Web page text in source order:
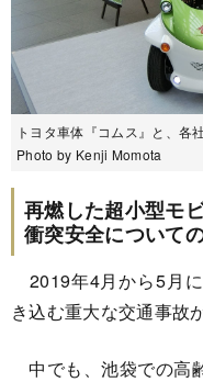
トヨタ車体『コムス』と、
Photo by Kenji Momota
再燃した超小型モ
衝突安全について
2019年4月から5月
き込む重大な交通事故
中でも、池袋での高